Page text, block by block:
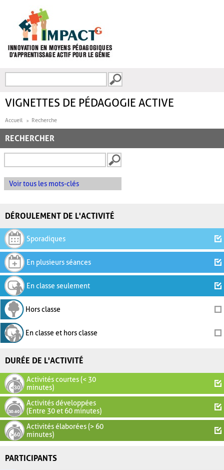
FORMULAIRE DE
VIGNETTES DE PÉDAGOGIE ACTIVE
Accueil Recherche
RECHERCHER
Voir tous les mots-clés
DÉROULEMENT DE L'ACTIVITÉ
Sporadiques
En plusieurs séances
En classe seulement
Hors classe
En classe et hors classe
DURÉE DE L'ACTIVITÉ
Activités courtes (< 30
minutes)
Activités développées
(Entre 30 et 60 minutes)
Activités élaborées (> 60
minutes)
PARTICIPANTS